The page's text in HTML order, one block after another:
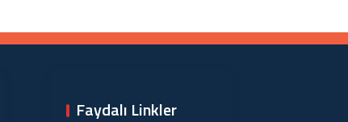
Faydalı Linkler